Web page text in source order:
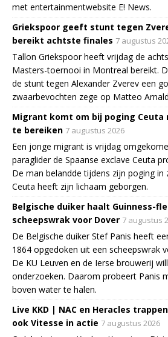
met entertainmentwebsite E! News.
Griekspoor geeft stunt tegen
bereikt achtste finales 7 augustus
Tallon Griekspoor heeft vrijdag de
Masters-toernooi in Montreal bereikt.
de stunt tegen Alexander Zverev een
zwaarbevochten zege op Matteo
Migrant komt om bij poging Ceuta
te bereiken 7 augustus 2026
Een jonge migrant is vrijdag
paraglider de Spaanse exclave Ceuta
De man belandde tijdens zijn poging in
Ceuta heeft zijn lichaam geborgen.
Belgische duiker haalt Guinness-
scheepswrak voor Dover 7 augustus
De Belgische duiker Stef Panis heeft
1864 opgedoken uit een scheepswrak
De KU Leuven en de Ierse brouwerij
onderzoeken. Daarom probeert Panis
boven water te halen.
Live KKD | NAC en Heracles
ook Vitesse in actie 7 augustus 2026